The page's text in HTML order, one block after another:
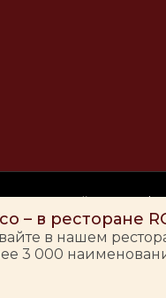
– в ресторане
в нашем
3 000
Сайт носит
Сделка купли-
на территории